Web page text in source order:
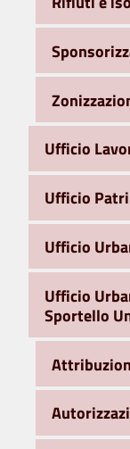
Ufficio
Ufficio
Ufficio
Ufficio
Sportello